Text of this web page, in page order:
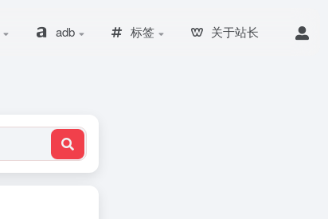
adb 标签 关于站长